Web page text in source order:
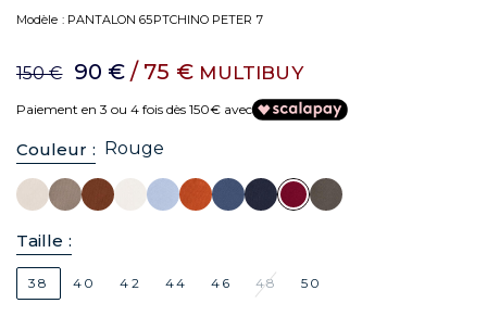
Modèle : PANTALON 65PTCHINO PETER 7
150 € 90 € / 75 € MULTIBUY
Paiement en 3 ou 4 fois dès 150€ avec
Couleur : Rouge
Taille :
38 40 42 44 46 48 50